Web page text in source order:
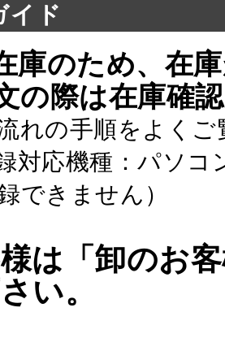
ガイド
庫のため、在
の際は在庫確
れの手順をよくご
対応機種：パソ
できません）
は「卸のお
い。